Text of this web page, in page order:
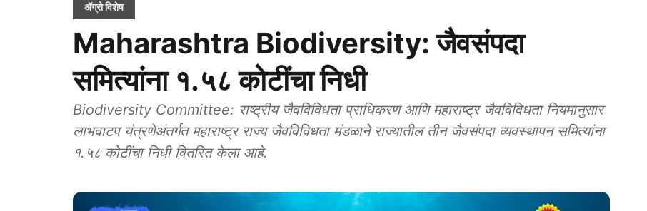
ॲग्रो विशेष
Maharashtra Biodiversity: जैवसंपदा
समित्यांना १.५८ कोटींचा निधी
Biodiversity Committee: राष्ट्रीय जैवविविधता प्राधिकरण आणि महाराष्ट्र जैवविविधता नियमानुसार
लाभवाटप यंत्रणेअंतर्गत महाराष्ट्र राज्य जैवविविधता मंडळाने राज्यातील तीन जैवसंपदा व्यवस्थापन समित्यांना
१.५८ कोटींचा निधी वितरित केला आहे.